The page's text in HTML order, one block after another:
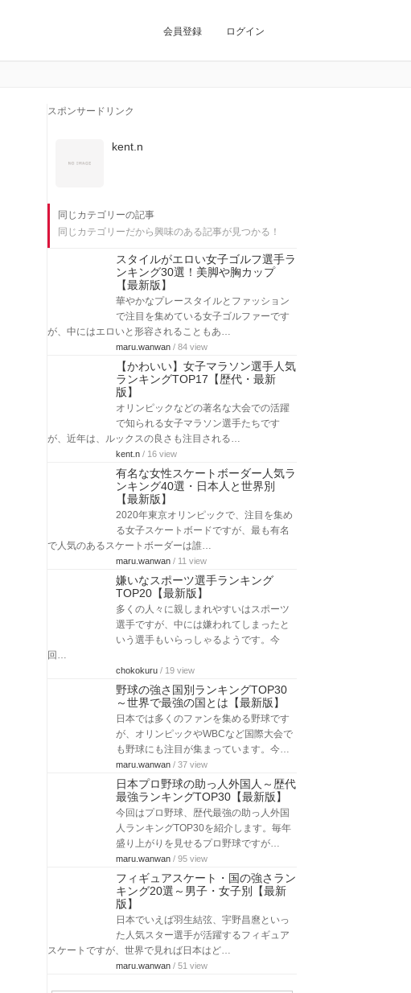
会員登録 ログイン
スポンサードリンク
kent.n
同じカテゴリーの記事
同じカテゴリーだから興味のある記事が見つかる！
スタイルがエロい女子ゴルフ選手ラ
ンキング30選！美脚や胸カップ
【最新版】
華やかなプレースタイルとファッション
で注目を集めている女子ゴルファーです
が、中にはエロいと形容されることもあ…
maru.wanwan / 84 view
【かわいい】女子マラソン選手人気
ランキングTOP17【歴代・最新
版】
オリンピックなどの著名な大会での活躍
で知られる女子マラソン選手たちです
が、近年は、ルックスの良さも注目される…
kent.n / 16 view
有名な女性スケートボーダー人気ラ
ンキング40選・日本人と世界別
【最新版】
2020年東京オリンピックで、注目を集め
る女子スケートボードですが、最も有名
で人気のあるスケートボーダーは誰…
maru.wanwan / 11 view
嫌いなスポーツ選手ランキング
TOP20【最新版】
多くの人々に親しまれやすいはスポーツ
選手ですが、中には嫌われてしまったと
いう選手もいらっしゃるようです。今
回…
chokokuru / 19 view
野球の強さ国別ランキングTOP30
～世界で最強の国とは【最新版】
日本では多くのファンを集める野球です
が、オリンピックやWBCなど国際大会で
も野球にも注目が集まっています。今…
maru.wanwan / 37 view
日本プロ野球の助っ人外国人～歴代
最強ランキングTOP30【最新版】
今回はプロ野球、歴代最強の助っ人外国
人ランキングTOP30を紹介します。毎年
盛り上がりを見せるプロ野球ですが…
maru.wanwan / 95 view
フィギュアスケート・国の強さラン
キング20選～男子・女子別【最新
版】
日本でいえば羽生結弦、宇野昌麿といっ
た人気スター選手が活躍するフィギュア
スケートですが、世界で見れば日本はど…
maru.wanwan / 51 view